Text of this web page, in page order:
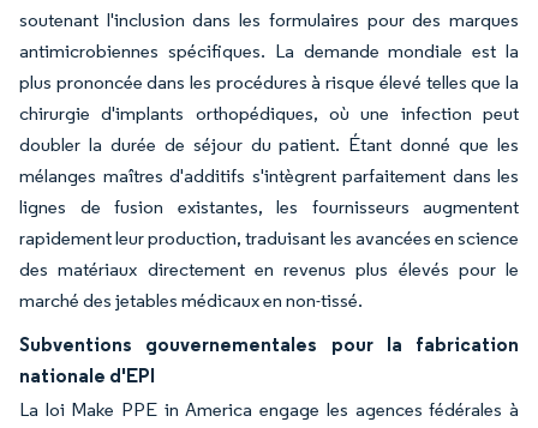
soutenant l'inclusion dans les formulaires pour des marques
antimicrobiennes spécifiques. La demande mondiale est la
plus prononcée dans les procédures à risque élevé telles que la
chirurgie d'implants orthopédiques, où une infection peut
doubler la durée de séjour du patient. Étant donné que les
mélanges maîtres d'additifs s'intègrent parfaitement dans les
lignes de fusion existantes, les fournisseurs augmentent
rapidement leur production, traduisant les avancées en science
des matériaux directement en revenus plus élevés pour le
marché des jetables médicaux en non-tissé.
Subventions gouvernementales pour la fabrication
nationale d'EPI
La loi Make PPE in America engage les agences fédérales à